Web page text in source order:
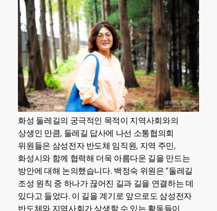
화성 둘레길의 궁극적인 목적이 지역사회와의
상생인 만큼, 둘레길 답사에 나선 소통협의회
위원들은 삼성전자 반도체 임직원, 지역 주민,
화성시와 함께 협력해 더욱 아름다운 길을 만드는
방안에 대해 논의했습니다. 백정숙 위원은 “둘레길
조성 원칙 중 하나가 끊어진 길과 길을 연결하는 데
있다고 들었다. 이 길을 계기로 앞으로도 삼성전자
반도체와 지역사회가 상생할 수 있는 활동들이